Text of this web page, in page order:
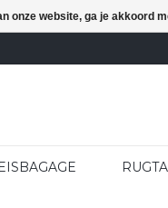
onze website, ga je akkoord